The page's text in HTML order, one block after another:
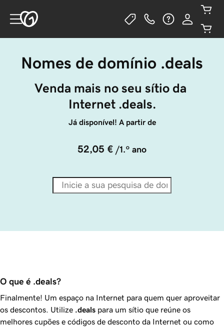
Nomes de domínio .deals
Venda mais no seu sítio da
Internet .deals.
Já disponível! A partir de
52,05 € /1.º ano
O que é .deals?
Finalmente! Um espaço na Internet para quem quer aproveitar
os descontos. Utilize .deals para um sítio que reúne os
melhores cupões e códigos de desconto da Internet ou como